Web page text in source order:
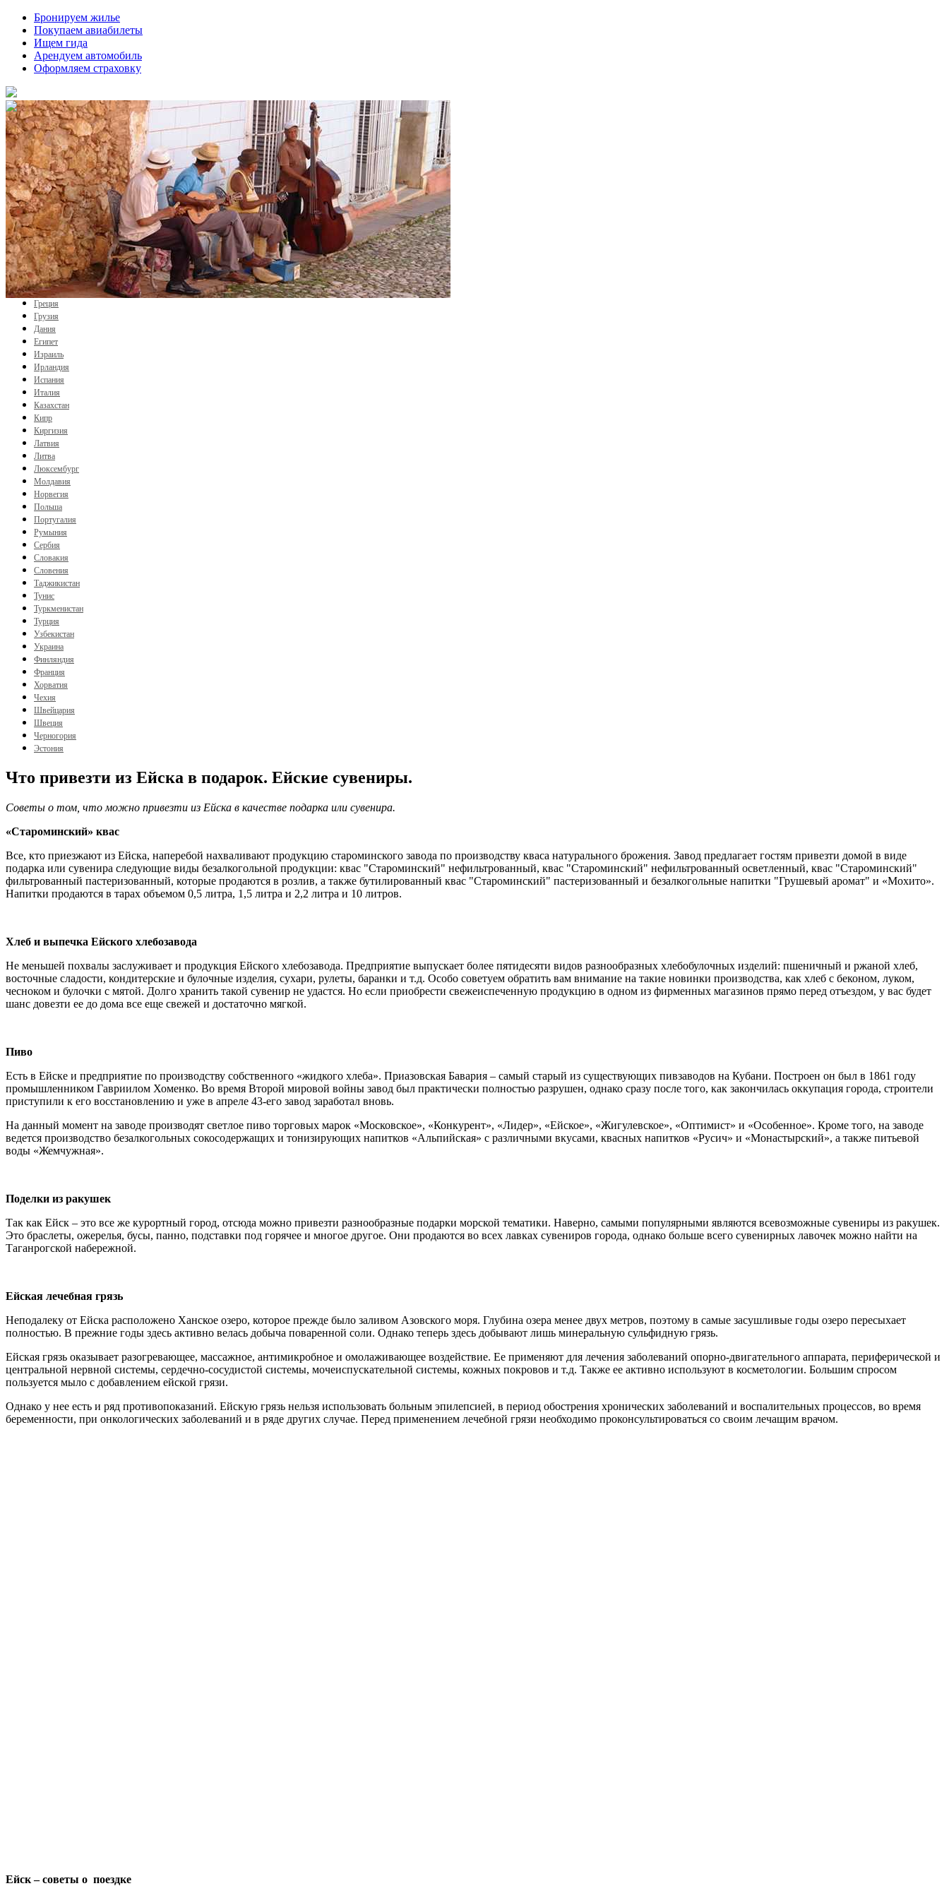
Бронируем жилье
Покупаем авиабилеты
Ищем гида
Арендуем автомобиль
Оформляем страховку
Города
Россия
Абхазия
Австрия
Азербайджан
Армения
Белоруссия
Бельгия
Болгария
Великобритания
Венгрия
Германия
Голландия
Греция
Грузия
Дания
Египет
Израиль
Ирландия
Испания
Италия
Казахстан
Кипр
Киргизия
Латвия
Литва
Люксембург
Молдавия
Норвегия
Польша
Португалия
Румыния
Сербия
Словакия
Словения
Таджикистан
Тунис
Туркменистан
Турция
Узбекистан
Украина
Финляндия
Франция
Хорватия
Чехия
Швейцария
Швеция
Черногория
Эстония
Что привезти из Ейска в подарок. Ейские сувениры.
Советы о том, что можно привезти из Ейска в качестве подарка или сувенира.
«Староминский» квас
Все, кто приезжают из Ейска, наперебой нахваливают продукцию староминского завода по производству кваса натурального брожения. Завод предлагает гостям привезти домой в виде
подарка или сувенира следующие виды безалкогольной продукции: квас "Староминский" нефильтрованный, квас "Староминский" нефильтрованный осветленный, квас "Староминский"
фильтрованный пастеризованный, которые продаются в розлив, а также бутилированный квас "Староминский" пастеризованный и безалкогольные напитки "Грушевый аромат" и «Мохито».
Напитки продаются в тарах объемом 0,5 литра, 1,5 литра и 2,2 литра и 10 литров.
Хлеб и выпечка Ейского хлебозавода
Не меньшей похвалы заслуживает и продукция Ейского хлебозавода. Предприятие выпускает более пятидесяти видов разнообразных хлебобулочных изделий: пшеничный и ржаной хлеб,
восточные сладости, кондитерские и булочные изделия, сухари, рулеты, баранки и т.д. Особо советуем обратить вам внимание на такие новинки производства, как хлеб с беконом, луком,
чесноком и булочки с мятой. Долго хранить такой сувенир не удастся. Но если приобрести свежеиспеченную продукцию в одном из фирменных магазинов прямо перед отъездом, у вас будет
шанс довезти ее до дома все еще свежей и достаточно мягкой.
Пиво
Есть в Ейске и предприятие по производству собственного «жидкого хлеба». Приазовская Бавария – самый старый из существующих пивзаводов на Кубани. Построен он был в 1861 году
промышленником Гавриилом Хоменко. Во время Второй мировой войны завод был практически полностью разрушен, однако сразу после того, как закончилась оккупация города, строители
приступили к его восстановлению и уже в апреле 43-его завод заработал вновь.
На данный момент на заводе производят светлое пиво торговых марок «Московское», «Конкурент», «Лидер», «Ейское», «Жигулевское», «Оптимист» и «Особенное». Кроме того, на заводе
ведется производство безалкогольных сокосодержащих и тонизирующих напитков «Альпийская» с различными вкусами, квасных напитков «Русич» и «Монастырский», а также питьевой
воды «Жемчужная».
Поделки из ракушек
Так как Ейск – это все же курортный город, отсюда можно привезти разнообразные подарки морской тематики. Наверно, самыми популярными являются всевозможные сувениры из ракушек.
Это браслеты, ожерелья, бусы, панно, подставки под горячее и многое другое. Они продаются во всех лавках сувениров города, однако больше всего сувенирных лавочек можно найти на
Таганрогской набережной.
Ейская лечебная грязь
Неподалеку от Ейска расположено Ханское озеро, которое прежде было заливом Азовского моря. Глубина озера менее двух метров, поэтому в самые засушливые годы озеро пересыхает
полностью. В прежние годы здесь активно велась добыча поваренной соли. Однако теперь здесь добывают лишь минеральную сульфидную грязь.
Ейская грязь оказывает разогревающее, массажное, антимикробное и омолаживающее воздействие. Ее применяют для лечения заболеваний опорно-двигательного аппарата, периферической и
центральной нервной системы, сердечно-сосудистой системы, мочеиспускательной системы, кожных покровов и т.д. Также ее активно используют в косметологии. Большим спросом
пользуется мыло с добавлением ейской грязи.
Однако у нее есть и ряд противопоказаний. Ейскую грязь нельзя использовать больным эпилепсией, в период обострения хронических заболеваний и воспалительных процессов, во время
беременности, при онкологических заболеваний и в ряде других случае. Перед применением лечебной грязи необходимо проконсультироваться со своим лечащим врачом.
Ейск – советы о поездке